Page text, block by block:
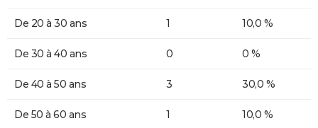
De 20 à 30 ans 1 10,0 %
De 30 à 40 ans 0 0 %
De 40 à 50 ans 3 30,0 %
De 50 à 60 ans 1 10,0 %